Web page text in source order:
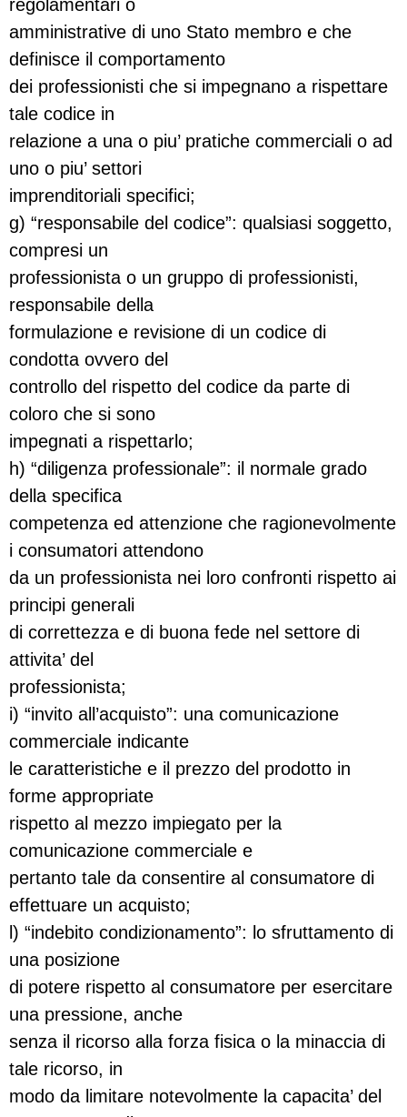
regolamentari o
amministrative di uno Stato membro e che
definisce il comportamento
dei professionisti che si impegnano a rispettare
tale codice in
relazione a una o piu’ pratiche commerciali o ad
uno o piu’ settori
imprenditoriali specifici;
g) “responsabile del codice”: qualsiasi soggetto,
compresi un
professionista o un gruppo di professionisti,
responsabile della
formulazione e revisione di un codice di
condotta ovvero del
controllo del rispetto del codice da parte di
coloro che si sono
impegnati a rispettarlo;
h) “diligenza professionale”: il normale grado
della specifica
competenza ed attenzione che ragionevolmente
i consumatori attendono
da un professionista nei loro confronti rispetto ai
principi generali
di correttezza e di buona fede nel settore di
attivita’ del
professionista;
i) “invito all’acquisto”: una comunicazione
commerciale indicante
le caratteristiche e il prezzo del prodotto in
forme appropriate
rispetto al mezzo impiegato per la
comunicazione commerciale e
pertanto tale da consentire al consumatore di
effettuare un acquisto;
l) “indebito condizionamento”: lo sfruttamento di
una posizione
di potere rispetto al consumatore per esercitare
una pressione, anche
senza il ricorso alla forza fisica o la minaccia di
tale ricorso, in
modo da limitare notevolmente la capacita’ del